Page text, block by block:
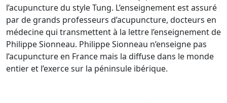
l’acupuncture du style Tung. L’enseignement est assuré
par de grands professeurs d’acupuncture, docteurs en
médecine qui transmettent à la lettre l’enseignement de
Philippe Sionneau. Philippe Sionneau n’enseigne pas
l’acupuncture en France mais la diffuse dans le monde
entier et l’exerce sur la péninsule ibérique.